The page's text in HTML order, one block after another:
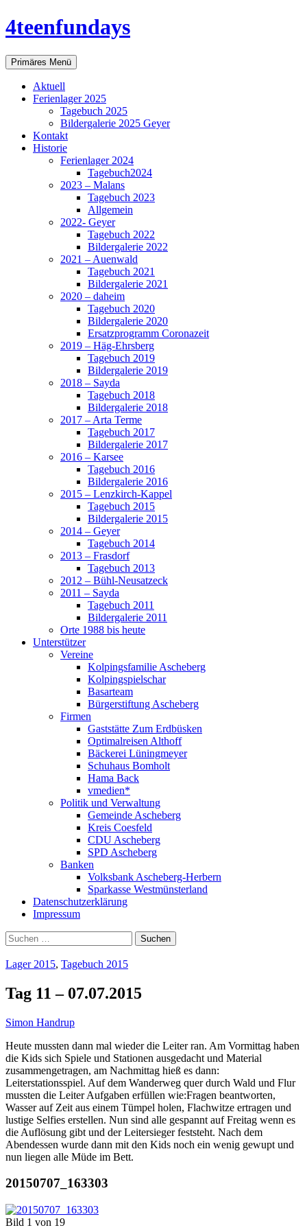
Zum
Inhalt
4teenfundays
Suchen
Primäres Menü
Aktuell
Ferienlager 2025
Tagebuch 2025
Bildergalerie 2025 Geyer
Kontakt
Historie
Ferienlager 2024
Tagebuch2024
2023 – Malans
Tagebuch 2023
Allgemein
2022- Geyer
Tagebuch 2022
Bildergalerie 2022
2021 – Auenwald
Tagebuch 2021
Bildergalerie 2021
2020 – daheim
Tagebuch 2020
Bildergalerie 2020
Ersatzprogramm Coronazeit
2019 – Häg-Ehrsberg
Tagebuch 2019
Bildergalerie 2019
2018 – Sayda
Tagebuch 2018
Bildergalerie 2018
2017 – Arta Terme
Tagebuch 2017
Bildergalerie 2017
2016 – Karsee
Tagebuch 2016
Bildergalerie 2016
2015 – Lenzkirch-Kappel
Tagebuch 2015
Bildergalerie 2015
2014 – Geyer
Tagebuch 2014
2013 – Frasdorf
Tagebuch 2013
2012 – Bühl-Neusatzeck
2011 – Sayda
Tagebuch 2011
Bildergalerie 2011
Orte 1988 bis heute
Unterstützer
Vereine
Kolpingsfamilie Ascheberg
Kolpingspielschar
Basarteam
Bürgerstiftung Ascheberg
Firmen
Gaststätte Zum Erdbüsken
Optimalreisen Althoff
Bäckerei Lüningmeyer
Schuhaus Bomholt
Hama Back
vmedien*
Politik und Verwaltung
Gemeinde Ascheberg
Kreis Coesfeld
CDU Ascheberg
SPD Ascheberg
Banken
Volksbank Ascheberg-Herbern
Sparkasse Westmünsterland
Datenschutzerklärung
Impressum
Suchen
nach:
Lager 2015, Tagebuch 2015
Tag 11 – 07.07.2015
Simon Handrup
Heute mussten dann mal wieder die Leiter ran. Am Vormittag haben
die Kids sich Spiele und Stationen ausgedacht und Material
zusammengetragen, am Nachmittag hieß es dann:
Leiterstationsspiel. Auf dem Wanderweg quer durch Wald und Flur
mussten die Leiter Aufgaben erfüllen wie:Fragen beantworten,
Wasser auf Zeit aus einem Tümpel holen, Flachwitze ertragen und
lustige Selfies erstellen. Nun sind alle gespannt auf Freitag wenn es
die Auflösung gibt und der Leitersieger feststeht. Nach dem
Abendessen wurde dann mit den Kids noch ein wenig gewupt und
nun liegen alle Müde im Bett.
20150707_163303
Bild 1 von 19